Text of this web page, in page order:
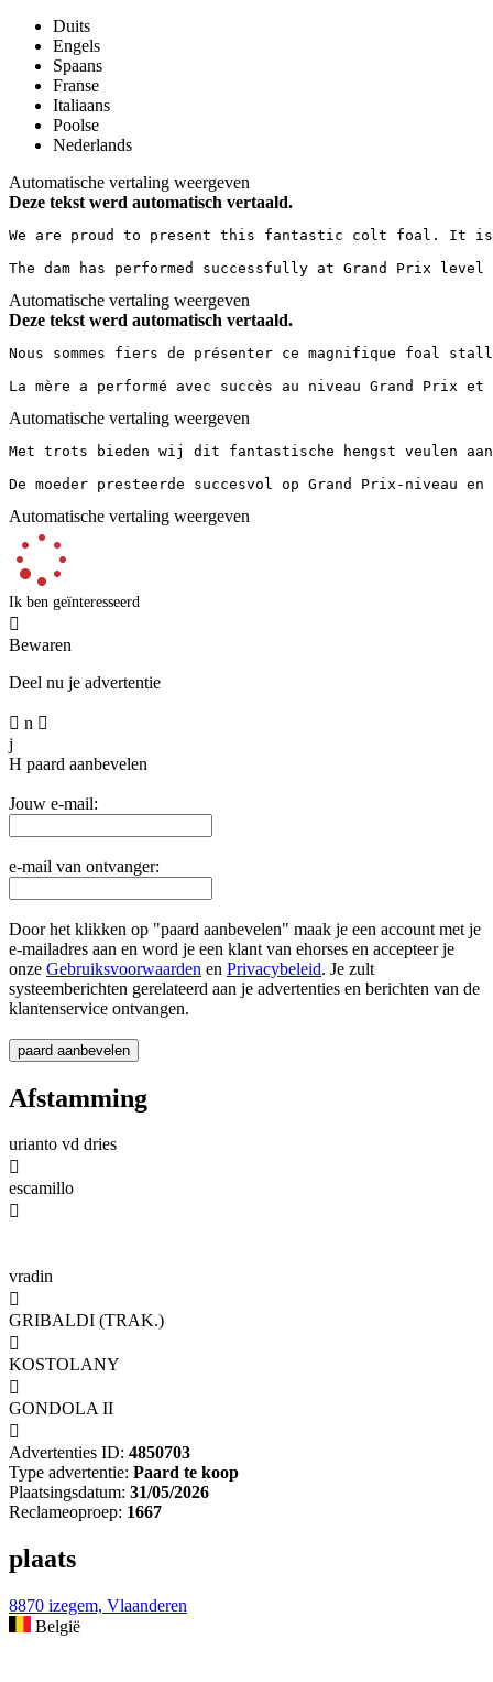
Duits
Engels
Spaans
Franse
Italiaans
Poolse
Nederlands
Automatische vertaling weergeven
Deze tekst werd automatisch vertaald.
We are proud to present this fantastic colt foal. It is
The dam has performed successfully at Grand Prix
Automatische vertaling weergeven
Deze tekst werd automatisch vertaald.
Nous sommes fiers de présenter ce magnifique foal
La mère a performé avec succès au niveau Grand
Automatische vertaling weergeven
Met trots bieden wij dit fantastische hengst veulen
De moeder presteerde succesvol op Grand Prix-niveau
Automatische vertaling weergeven
Ik ben geïnteresseerd

Bewaren
Deel nu je advertentie
 n 
j
H paard aanbevelen
Jouw e-mail:
e-mail van ontvanger:
Door het klikken op "paard aanbevelen" maak je een account met je
e-mailadres aan en word je een klant van ehorses en accepteer je
onze Gebruiksvoorwaarden en Privacybeleid. Je zult
systeemberichten gerelateerd aan je advertenties en berichten van de
klantenservice ontvangen.
Afstamming
urianto vd dries

escamillo

vradin

GRIBALDI (TRAK.)

KOSTOLANY

GONDOLA II

Advertenties ID: 4850703
Type advertentie: Paard te koop
Plaatsingsdatum: 31/05/2026
Reclameoproep: 1667
plaats
8870 izegem, Vlaanderen
België